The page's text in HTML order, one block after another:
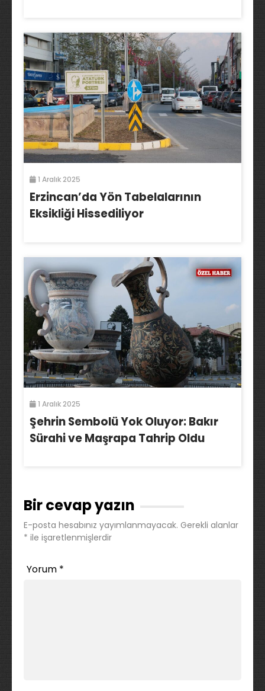
1 Aralık 2025
Erzincan’da Yön Tabelalarının
Eksikliği Hissediliyor
1 Aralık 2025
Şehrin Sembolü Yok Oluyor: Bakır
Sürahi ve Maşrapa Tahrip Oldu
Bir cevap yazın
E-posta hesabınız yayımlanmayacak. Gerekli alanlar
* ile işaretlenmişlerdir
Yorum *